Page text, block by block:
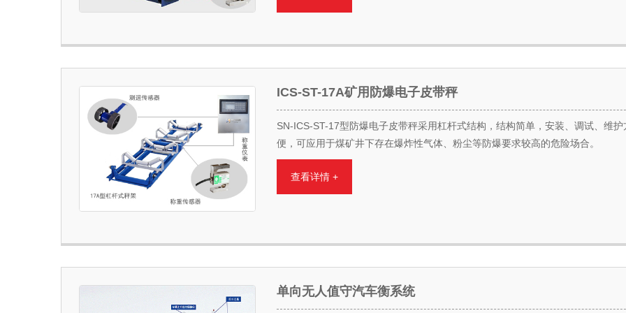
ICS-ST-17A矿用防爆电子皮带秤
SN-ICS-ST-17型防爆电子皮带秤采用杠杆式结构，结构简单，安装、调试、维护
便，可应用于煤矿井下存在爆炸性气体、粉尘等防爆要求较高的危险场合。
查看详情 +
单向无人值守汽车衡系统